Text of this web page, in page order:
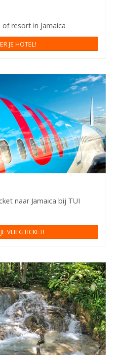
resort in Jamaica
JE HOTEL!
naar Jamaica bij TUI
VLIEGTICKET!